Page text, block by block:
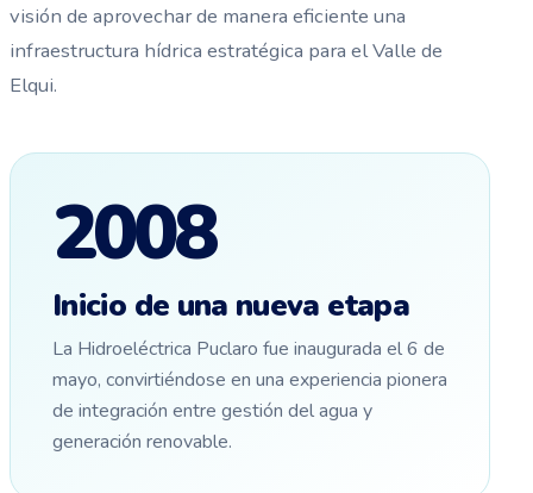
visión de aprovechar de manera eficiente una
infraestructura hídrica estratégica para el Valle de
Elqui.
2008
Inicio de una nueva etapa
La Hidroeléctrica Puclaro fue inaugurada el 6 de
mayo, convirtiéndose en una experiencia pionera
de integración entre gestión del agua y
generación renovable.